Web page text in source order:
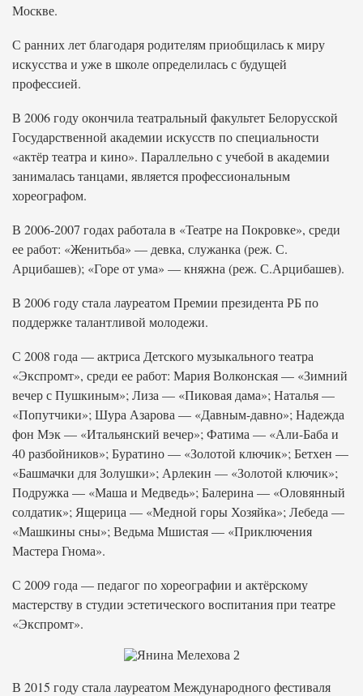
Москве.
С ранних лет благодаря родителям приобщилась к миру
искусства и уже в школе определилась с будущей
профессией.
В 2006 году окончила театральный факультет Белорусской
Государственной академии искусств по специальности
«актёр театра и кино». Параллельно с учебой в академии
занималась танцами, является профессиональным
хореографом.
В 2006-2007 годах работала в «Театре на Покровке», среди
ее работ: «Женитьба» — девка, служанка (реж. С.
Арцибашев); «Горе от ума» — княжна (реж. С.Арцибашев).
В 2006 году стала лауреатом Премии президента РБ по
поддержке талантливой молодежи.
С 2008 года — актриса Детского музыкального театра
«Экспромт», среди ее работ: Мария Волконская — «Зимний
вечер с Пушкиным»; Лиза — «Пиковая дама»; Наталья —
«Попутчики»; Шура Азарова — «Давным-давно»; Надежда
фон Мэк — «Итальянский вечер»; Фатима — «Али-Баба и
40 разбойников»; Буратино — «Золотой ключик»; Бетхен —
«Башмачки для Золушки»; Арлекин — «Золотой ключик»;
Подружка — «Маша и Медведь»; Балерина — «Оловянный
солдатик»; Ящерица — «Медной горы Хозяйка»; Лебеда —
«Машкины сны»; Ведьма Мшистая — «Приключения
Мастера Гнома».
С 2009 года — педагог по хореографии и актёрскому
мастерству в студии эстетического воспитания при театре
«Экспромт».
В 2015 году стала лауреатом Международного фестиваля